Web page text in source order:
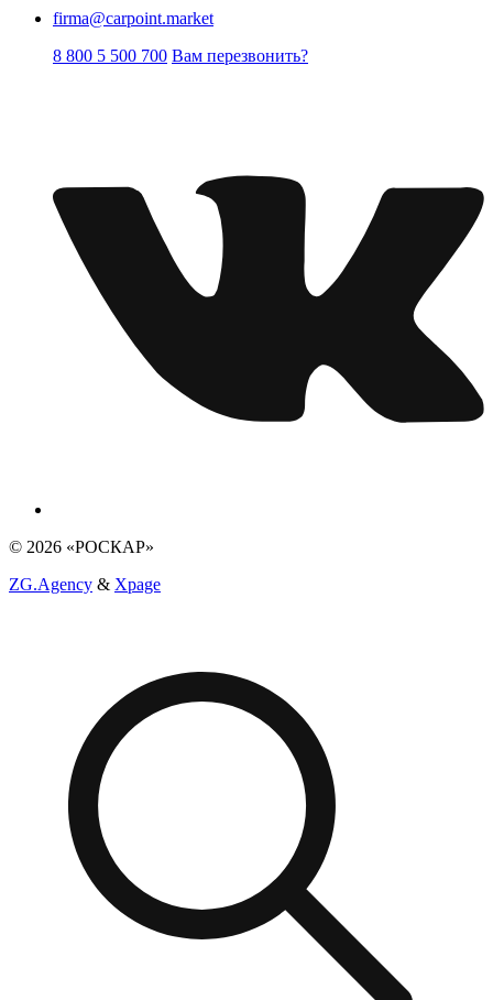
firma@carpoint.market
8 800 5 500 700 Вам перезвонить?
© 2026 «РОСКАР»
ZG.Agency & Xpage